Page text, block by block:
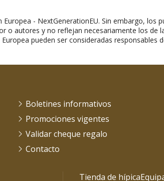
Europea - NextGenerationEU. Sin embargo, los
o autores y no reflejan necesariamente los de
pueden ser consideradas responsables
Boletines informativos
Promociones vigentes
Validar cheque regalo
Contacto
Tienda de hípica